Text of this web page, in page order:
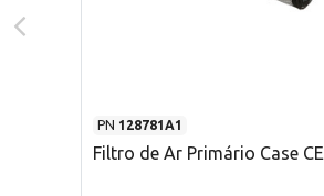
PN 128781A1
Filtro de Ar Primário Case CE